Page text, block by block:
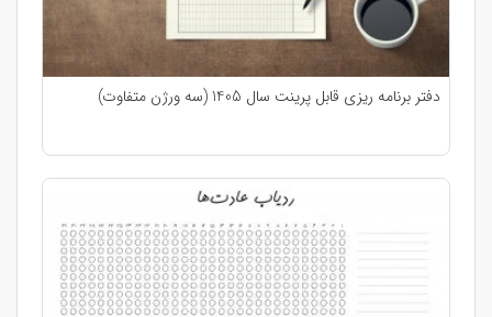
دفتر برنامه ریزی قابل پرینت سال 1405 (سه ورژن متفاوت)